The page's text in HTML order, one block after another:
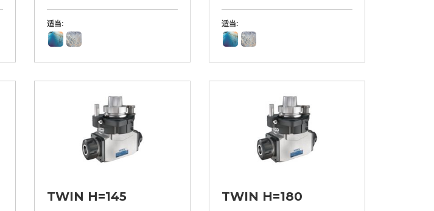
适当: 适当:
TWIN H=145 TWIN H=180